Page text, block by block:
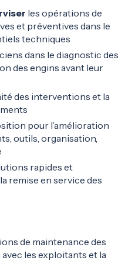
les opérations de
et préventives dans le
techniques
dans le diagnostic des
des engins avant leur
des interventions et la
pour l’amélioration
outils, organisation,
rapides et
remise en service des
de maintenance des
les exploitants et la